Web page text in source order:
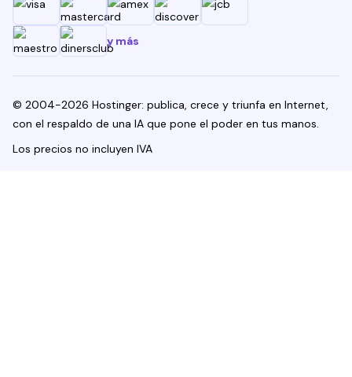
y más
© 2004-2026 Hostinger: publica, crece y triunfa en Internet,
con el respaldo de una IA que pone el poder en tus manos.
Los precios no incluyen IVA